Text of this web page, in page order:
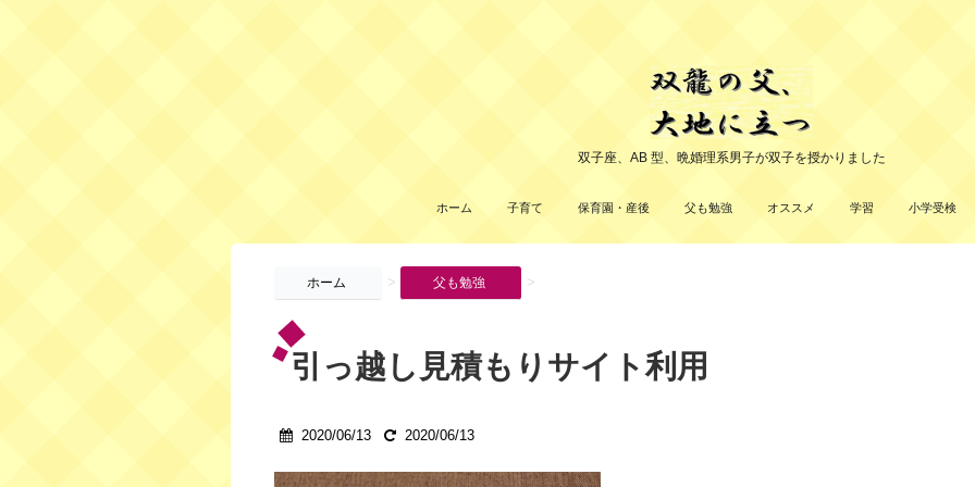
双子座、AB 型、晩婚理系男子が双子を授かりました
ホーム 子育て 保育園・産後 父も勉強 オススメ 学習 小学受検
ホーム > 父も勉強 >
引っ越し見積もりサイト利用
2020/06/13 2020/06/13